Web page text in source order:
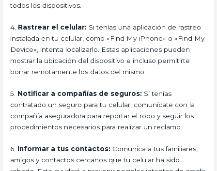
todos los dispositivos.
4. Rastrear el celular: Si tenías una aplicación de rastreo
instalada en tu celular, como «Find My iPhone» o «Find My
Device», intenta localizarlo. Estas aplicaciones pueden
mostrar la ubicación del dispositivo e incluso permitirte
borrar remotamente los datos del mismo.
5. Notificar a compañías de seguros: Si tenías
contratado un seguro para tu celular, comunícate con la
compañía aseguradora para reportar el robo y seguir los
procedimientos necesarios para realizar un reclamo.
6. Informar a tus contactos: Comunica a tus familiares,
amigos y contactos cercanos que tu celular ha sido